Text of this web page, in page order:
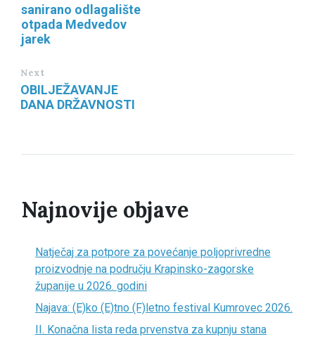
sanirano odlagalište
otpada Medvedov
jarek
Next
OBILJEŽAVANJE
DANA DRŽAVNOSTI
Najnovije objave
Natječaj za potpore za povećanje poljoprivredne
proizvodnje na području Krapinsko-zagorske
županije u 2026. godini
Najava: (E)ko (E)tno (F)letno festival Kumrovec 2026.
II. Konačna lista reda prvenstva za kupnju stana